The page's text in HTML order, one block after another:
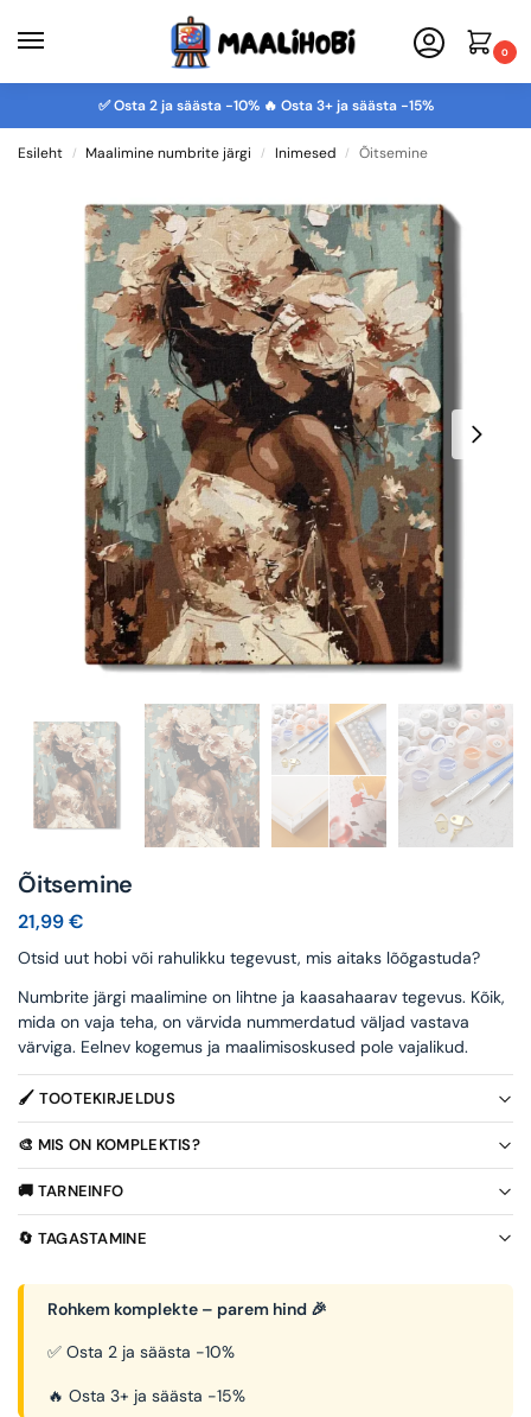
0
✅ Osta 2 ja säästa -10% 🔥 Osta 3+ ja säästa -15%
Esileht / Maalimine numbrite järgi / Inimesed / Õitsemine
Õitsemine
21,99€
Otsid uut hobi või rahulikku tegevust, mis aitaks lõõgastuda?
Numbrite järgi maalimine on lihtne ja kaasahaarav tegevus. Kõik,
mida on vaja teha, on värvida nummerdatud väljad vastava
värviga. Eelnev kogemus ja maalimisoskused pole vajalikud.
🖌️ TOOTEKIRJELDUS
🎨 MIS ON KOMPLEKTIS?
🚚 TARNEINFO
🔄 TAGASTAMINE
Rohkem komplekte – parem hind 🎉
✅ Osta 2 ja säästa -10%
🔥 Osta 3+ ja säästa -15%